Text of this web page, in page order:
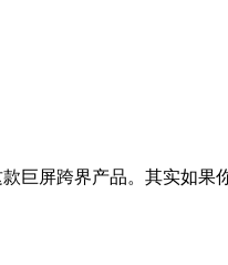
巨屏跨界产品。其实如果